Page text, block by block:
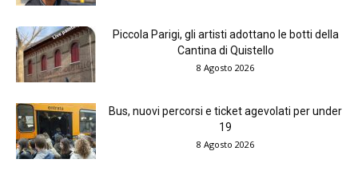
Piccola Parigi, gli artisti adottano le botti della
Cantina di Quistello
8 Agosto 2026
Bus, nuovi percorsi e ticket agevolati per under
19
8 Agosto 2026